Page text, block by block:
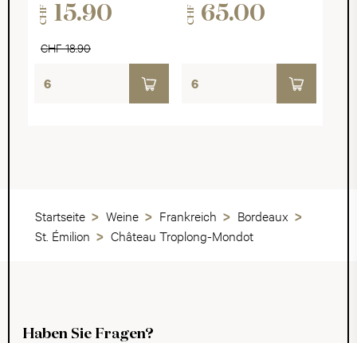
CHF 15.90
CHF 18.90
CHF 65.00
Startseite Weine Frankreich
Bordeaux
St. Émilion
Château Troplong-Mondot
Haben Sie Fragen?